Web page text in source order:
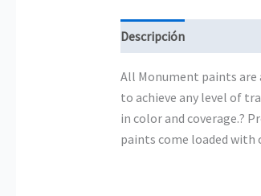
Descripción
All Monument paints
to achieve any level of
in color and coverage.?
paints come loaded with